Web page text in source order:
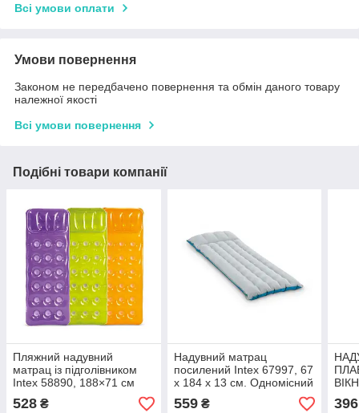
Всі умови оплати
Умови повернення
Законом не передбачено повернення та обмін даного товару
належної якості
Всі умови повернення
Подібні товари компанії
Пляжний надувний
матрац із підголівником
Intex 58890, 188×71 см
528 ₴
Надувний матрац
посилений Intex 67997, 67
х 184 х 13 см. Одномісний
559₴
14
396